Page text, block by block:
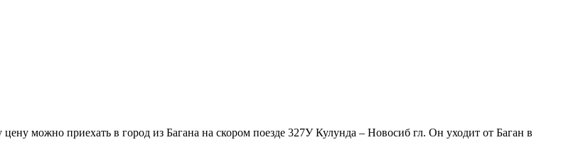
можно приехать в город из Багана на скором поезде 327У Кулунда – Новосиб гл. Он уходит от Баган в